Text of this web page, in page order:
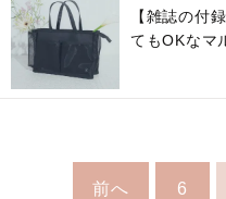
【雑誌の付
てもOKなマ
前へ 6